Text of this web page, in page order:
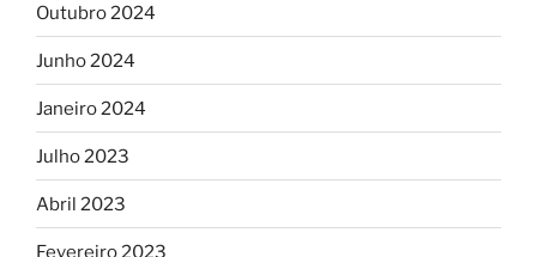
Outubro 2024
Junho 2024
Janeiro 2024
Julho 2023
Abril 2023
Fevereiro 2023